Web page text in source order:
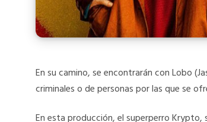
En su camino, se encontrarán con Lobo
criminales o de personas por las que se
En esta producción, el superperro